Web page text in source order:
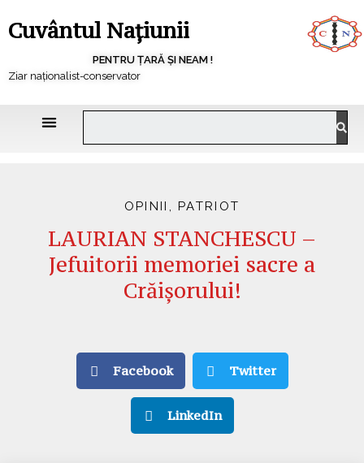
Cuvântul Națiunii
PENTRU ȚARĂ ȘI NEAM !
Ziar naționalist-conservator
OPINII ,PATRIOT
LAURIAN STANCHESCU –
Jefuitorii memoriei sacre a
Crăișorului!
Facebook Twitter
LinkedIn